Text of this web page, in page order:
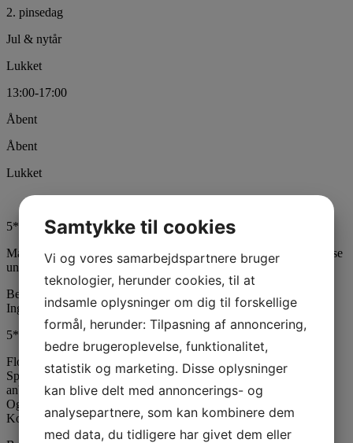
2. pinsedag
Jul & nytår
Lukket
13:00-17:00
Åbent
Åbent
Lukket
5* Oktober 2025 Peter Trier
Masser af oplevelser og eftertænksomhed med stilhed og fordybelse
under “seancen”
Besøgstidspunkt Weekend
Ingen ventetid
5* November 2025 Ole Sørensen
Flot bygning. Skøn beliggenhed. Stor og flot Haugen udstilling.
Specialudstillingen med Carsten Frank var helt imponerende. Kan
anbefales.
Og en fin lille cafe med den skønneste udsigt ud over en lille sø.
Kommer gerne igen
Samtykke til cookies
Vi og vores samarbejdspartnere bruger
teknologier, herunder cookies, til at
indsamle oplysninger om dig til forskellige
formål, herunder: Tilpasning af annoncering,
bedre brugeroplevelse, funktionalitet,
statistik og marketing. Disse oplysninger
kan blive delt med annoncerings- og
analysepartnere, som kan kombinere dem
med data, du tidligere har givet dem eller